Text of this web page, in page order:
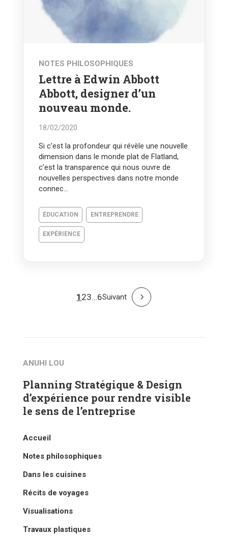
NOTES PHILOSOPHIQUES
Lettre à Edwin Abbott
Abbott, designer d’un
nouveau monde.
18/02/2020
Si c’est la profondeur qui révèle une nouvelle
dimension dans le monde plat de Flatland,
c’est la transparence qui nous ouvre de
nouvelles perspectives dans notre monde
connec...
ÉDUCATION ENTREPRENDRE
EXPÉRIENCE
1 23…6Suivant
ANUHI LOU
Planning Stratégique & Design
d’expérience pour rendre visible
le sens de l’entreprise
Accueil
Notes philosophiques
Dans les cuisines
Récits de voyages
Visualisations
Travaux plastiques